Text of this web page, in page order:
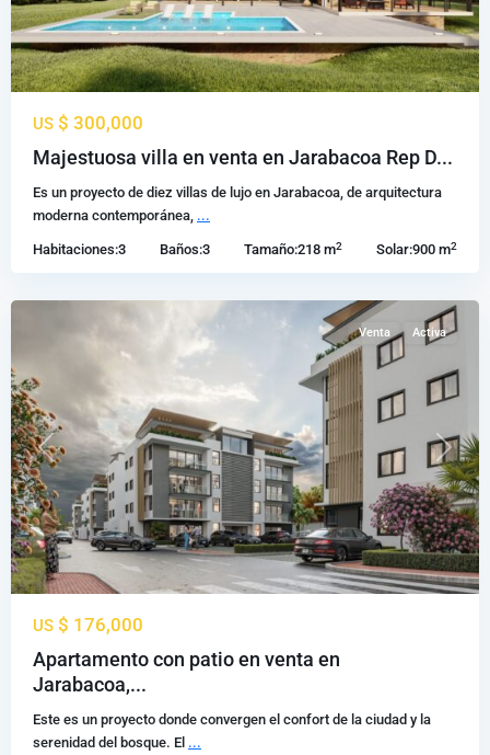
US $ 300,000
Majestuosa villa en venta en Jarabacoa Rep D...
Es un proyecto de diez villas de lujo en Jarabacoa, de arquitectura
moderna contemporánea, ...
Habitaciones:3 Baños:3 Tamaño:218 m2 Solar:900 m2
Jarabacoa,
en
Previous Next
Venta Activa
US $ 176,000
Apartamento con patio en venta en
Jarabacoa,...
Este es un proyecto donde convergen el confort de la ciudad y la
serenidad del bosque. El ...
Jarabacoa,